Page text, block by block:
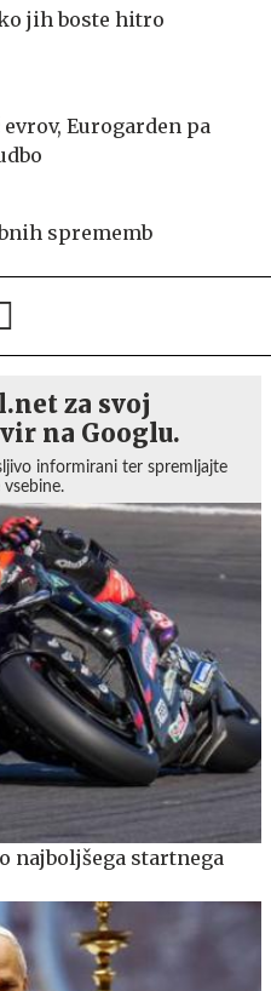
jih boste hitro
Eurogarden pa
sprememb
za svoj
na Googlu.
informirani ter spremljajte
najboljšega startnega